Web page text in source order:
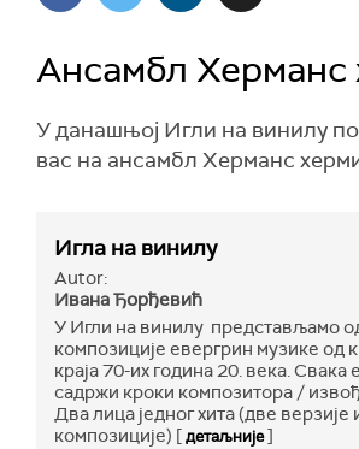
Ансамбл Херманс
У данашњој Игли на винилу
вас на ансамбл Херманс
Игла на винилу
Autor:
Ивана Ђорђевић
У Игли на винилу представљамо
композиције евергрин музике од
краја 70-их година 20. века. Свака
садржи кроки композитора /
Два лица једног хита (две верзије
композиције) [детаљније]